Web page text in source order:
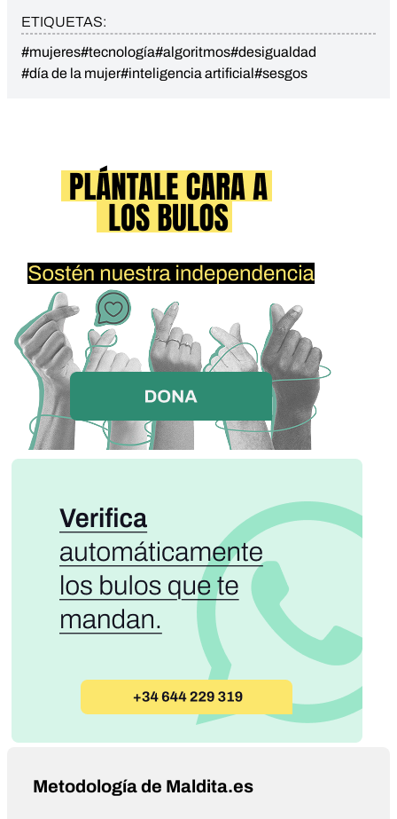
ETIQUETAS:
#mujeres#tecnología#algoritmos#desigualdad
#día de la mujer#inteligencia artificial#sesgos
Metodología de Maldita.es